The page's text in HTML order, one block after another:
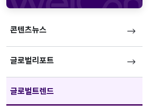
콘텐츠뉴스
글로벌리포트
글로벌트렌드